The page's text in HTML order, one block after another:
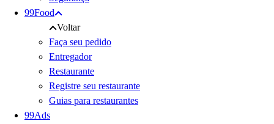
99Food
Voltar
Faça seu pedido
Entregador
Restaurante
Registre seu restaurante
Guias para restaurantes
99Ads